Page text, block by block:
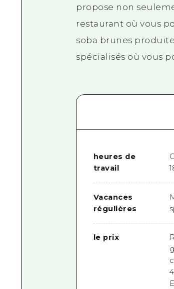
propose non
restaurant où vous
soba brunes
spécialisés où vous
heures de
travail
Vacances
régulières
le prix